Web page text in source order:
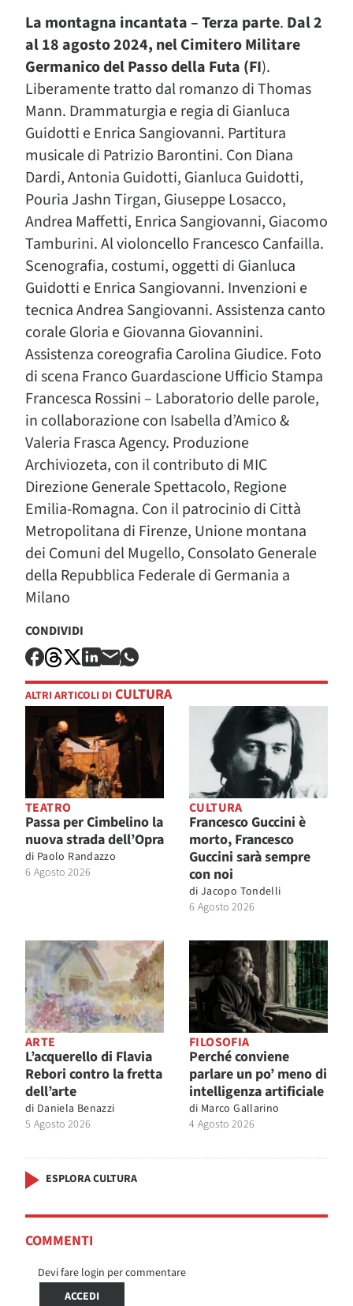
La montagna incantata – Terza parte. Dal 2
al 18 agosto 2024, nel Cimitero Militare
Germanico del Passo della Futa (FI).
Liberamente tratto dal romanzo di Thomas
Mann. Drammaturgia e regia di Gianluca
Guidotti e Enrica Sangiovanni. Partitura
musicale di Patrizio Barontini. Con Diana
Dardi, Antonia Guidotti, Gianluca Guidotti,
Pouria Jashn Tirgan, Giuseppe Losacco,
Andrea Maffetti, Enrica Sangiovanni, Giacomo
Tamburini. Al violoncello Francesco Canfailla.
Scenografia, costumi, oggetti di Gianluca
Guidotti e Enrica Sangiovanni. Invenzioni e
tecnica Andrea Sangiovanni. Assistenza canto
corale Gloria e Giovanna Giovannini.
Assistenza coreografia Carolina Giudice. Foto
di scena Franco Guardascione Ufficio Stampa
Francesca Rossini – Laboratorio delle parole,
in collaborazione con Isabella d’Amico &
Valeria Frasca Agency. Produzione
Archiviozeta, con il contributo di MIC
Direzione Generale Spettacolo, Regione
Emilia-Romagna. Con il patrocinio di Città
Metropolitana di Firenze, Unione montana
dei Comuni del Mugello, Consolato Generale
della Repubblica Federale di Germania a
Milano
CONDIVIDI
ALTRI ARTICOLI DI CULTURA
TEATRO
Passa per Cimbelino la
nuova strada dell’Opra
di Paolo Randazzo
6 Agosto 2026
CULTURA
Francesco Guccini è
morto, Francesco
Guccini sarà sempre
con noi
di Jacopo Tondelli
6 Agosto 2026
ARTE
L’acquerello di Flavia
Rebori contro la fretta
dell’arte
di Daniela Benazzi
5 Agosto 2026
FILOSOFIA
Perché conviene
parlare un po’ meno di
intelligenza artificiale
di Marco Gallarino
4 Agosto 2026
ESPLORA CULTURA
COMMENTI
Devi fare login per commentare
ACCEDI